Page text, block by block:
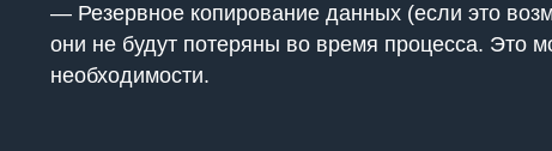
— Резервное копирование данных (если это
они не будут потеряны во время процесса. Это
необходимости.